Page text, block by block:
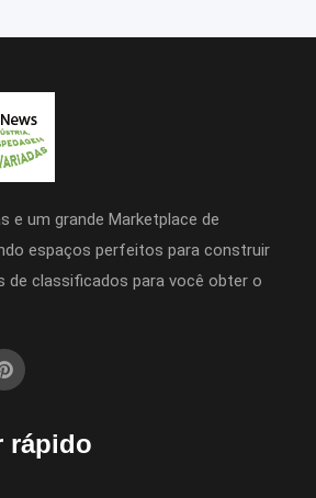
e um grande Marketplace de
espaços perfeitos para construir
de classificados para você obter o
rápido